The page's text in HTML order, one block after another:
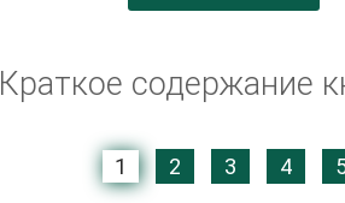
Краткое содержание
1 2 3 4